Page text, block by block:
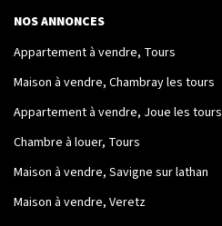
NOS ANNONCES
Appartement à vendre, Tours
Maison à vendre, Chambray les tours
Appartement à vendre, Joue les tours
Chambre à louer, Tours
Maison à vendre, Savigne sur lathan
Maison à vendre, Veretz